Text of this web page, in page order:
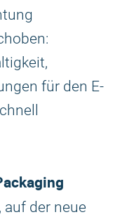
für den E-
der neue